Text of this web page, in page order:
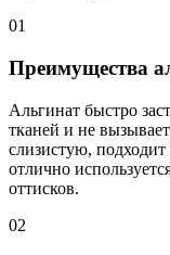
01
Преимущества
Альгинат быстро
тканей и не
слизистую,
отлично
оттисков.
02